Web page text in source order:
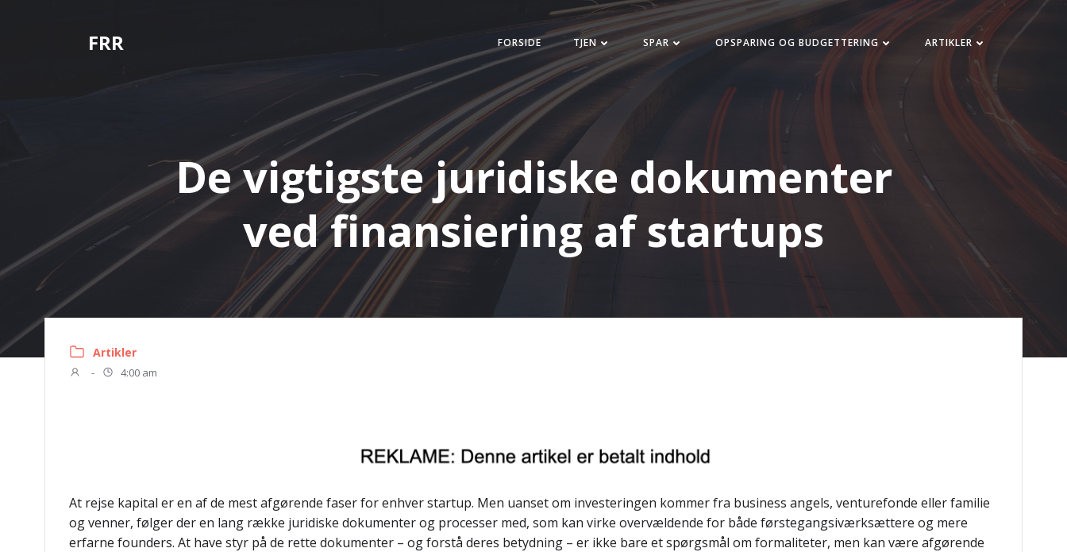
FRR FORSIDE TJEN SPAR OPSPARING OG BUDGETTERING ARTIKLER
De vigtigste juridiske dokumenter
ved finansiering af startups
Artikler
- 4:00 am
At rejse kapital er en af de mest afgørende faser for enhver startup. Men uanset om investeringen kommer fra business angels, venturefonde eller familie
og venner, følger der en lang række juridiske dokumenter og processer med, som kan virke overvældende for både førstegangsiværksættere og mere
erfarne founders. At have styr på de rette dokumenter – og forstå deres betydning – er ikke bare et spørgsmål om formaliteter, men kan være afgørende